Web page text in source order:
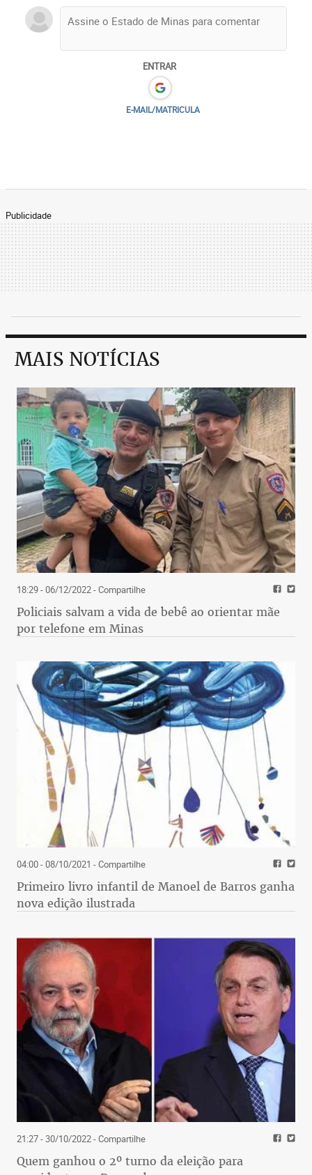
ENTRAR
E-MAIL/MATRICULA
Publicidade
MAIS NOTÍCIAS
18:29 - 06/12/2022- Compartilhe
Policiais salvam a vida de bebê ao orientar mãe
por telefone em Minas
04:00 - 08/10/2021 - Compartilhe
Primeiro livro infantil de Manoel de Barros ganha
nova edição ilustrada
21:27 - 30/10/2022- Compartilhe
Quem ganhou o 2º turno da eleição para